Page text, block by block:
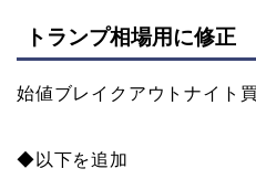
トランプ相場用に修正
始値ブレイクアウトナイト
◆以下を追加